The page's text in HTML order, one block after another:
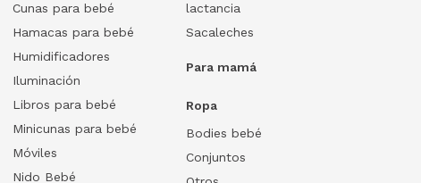
Cunas para bebé
Hamacas para bebé
Humidificadores
Iluminación
Libros para bebé
Minicunas para bebé
Móviles
Nido Bebé
lactancia
Sacaleches
Para mamá
Ropa
Bodies bebé
Conjuntos